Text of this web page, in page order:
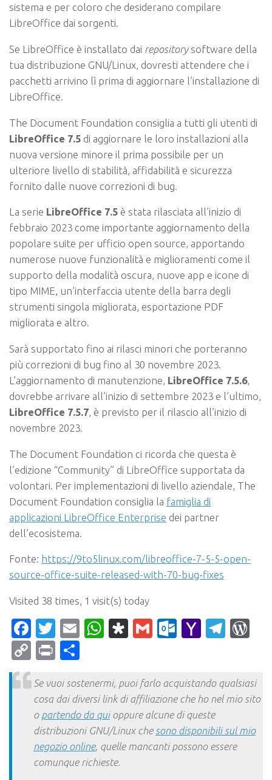
sistema e per coloro che desiderano compilare
LibreOffice dai sorgenti.
Se LibreOffice è installato dai repositorysoftware della
tua distribuzione GNU/Linux, dovresti attendere che i
pacchetti arrivino lì prima di aggiornare l’installazione di
LibreOffice.
The Document Foundation consiglia a tutti gli utenti di
LibreOffice 7.5 di aggiornare le loro installazioni alla
nuova versione minore il prima possibile per un
ulteriore livello di stabilità, affidabilità e sicurezza
fornito dalle nuove correzioni di bug.
La serie LibreOffice 7.5 è stata rilasciata all’inizio di
febbraio 2023 come importante aggiornamento della
popolare suite per ufficio open source, apportando
numerose nuove funzionalità e miglioramenti come il
supporto della modalità oscura, nuove app e icone di
tipo MIME, un’interfaccia utente della barra degli
strumenti singola migliorata, esportazione PDF
migliorata e altro.
Sarà supportato fino ai rilasci minori che porteranno
più correzioni di bug fino al 30 novembre 2023.
L’aggiornamento di manutenzione, LibreOffice 7.5.6,
dovrebbe arrivare all’inizio di settembre 2023 e l’ultimo,
LibreOffice 7.5.7, è previsto per il rilascio all’inizio di
novembre 2023.
The Document Foundation ci ricorda che questa è
l’edizione “Community” di LibreOffice supportata da
volontari. Per implementazioni di livello aziendale, The
Document Foundation consiglia la famiglia di
applicazioni LibreOffice Enterprise dei partner
dell’ecosistema.
Fonte: https://9to5linux.com/libreoffice-7-5-5-open-
source-office-suite-released-with-70-bug-fixes
Visited 38 times, 1 visit(s) today
Facebook
Twitter
EmailWhatsApp
Diaspora
Gmail Yahoo
CopyPrint
Se vuoi sostenermi, puoi farlo acquistando qualsiasi
cosa dai diversi link di affiliazione che ho nel mio sito
o partendo da quioppure alcune di queste
distribuzioni GNU/Linux che sono disponibili sul mio
negozio online, quelle mancanti possono essere
comunque richieste.